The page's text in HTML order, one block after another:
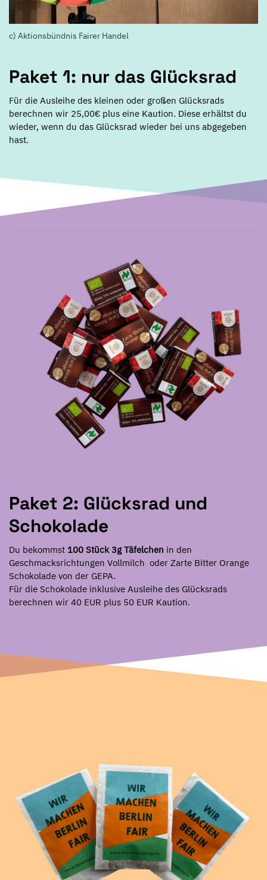
c) Aktionsbündnis Fairer Handel
Paket 1: nur das Glücksrad
Für die Ausleihe des kleinen oder großen Glücksrads
berechnen wir 25,00€ plus eine Kaution. Diese erhältst du
wieder, wenn du das Glücksrad wieder bei uns abgegeben
hast.
Paket 2: Glücksrad und
Schokolade
Du bekommst 100 Stück 3g Täfelchen in den
Geschmacksrichtungen Vollmilch oder Zarte Bitter Orange
Schokolade von der GEPA.
Für die Schokolade inklusive Ausleihe des Glücksrads
berechnen wir 40 EUR plus 50 EUR Kaution.